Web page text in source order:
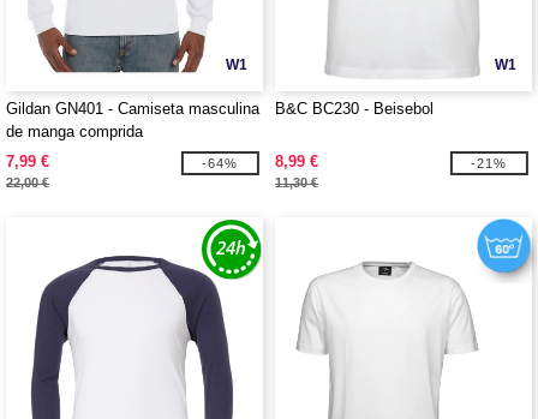
W1
Gildan GN401 - Camiseta masculina
de manga comprida
7,99 €
22,00 €
-64%
W1
B&C BC230 - Beisebol
8,99 €
11,30 €
-21%